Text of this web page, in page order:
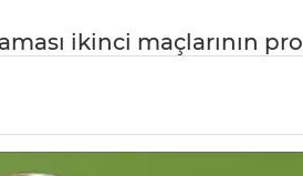
ikinci maçlarının